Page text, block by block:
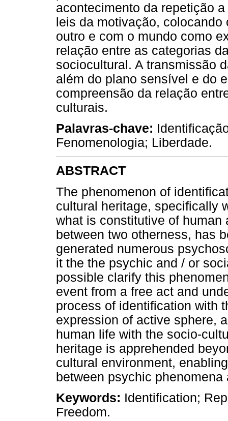
acontecimento da repetição
leis da motivação,
outro e com o mundo como
relação entre as categorias
sociocultural. A transmissão
além do plano sensível e do
compreensão da relação
culturais.
Palavras-chave:
Fenomenologia; Liberdade.
ABSTRACT
The phenomenon of
cultural heritage, specifically
what is constitutive of human
between two otherness, has
generated numerous
it the the psychic and / or
possible clarify this
event from a free act and
process of identification with
expression of active sphere,
human life with the socio-
heritage is apprehended
cultural environment,
between psychic
Keywords: Identification;
Freedom.